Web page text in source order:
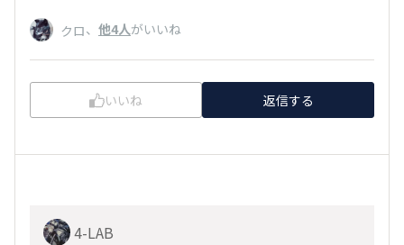
クロ、 他4人がいいね
いいね 返信する
4-LAB